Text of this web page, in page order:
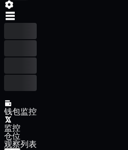
钱包监控
监控
仓位
观察列表